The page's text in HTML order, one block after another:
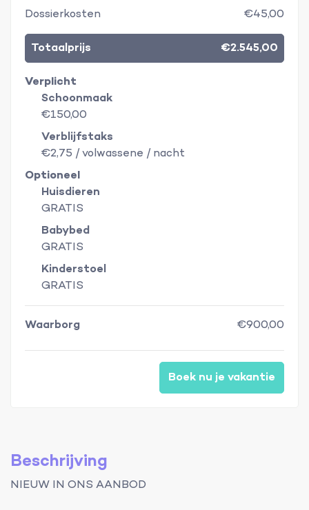
Dossierkosten €45,00
Totaalprijs €2.545,00
Verplicht
Schoonmaak
€150,00
Verblijfstaks
€2,75 / volwassene / nacht
Optioneel
Huisdieren
GRATIS
Babybed
GRATIS
Kinderstoel
GRATIS
Waarborg €900,00
Boek nu je vakantie
Beschrijving
NIEUW IN ONS AANBOD